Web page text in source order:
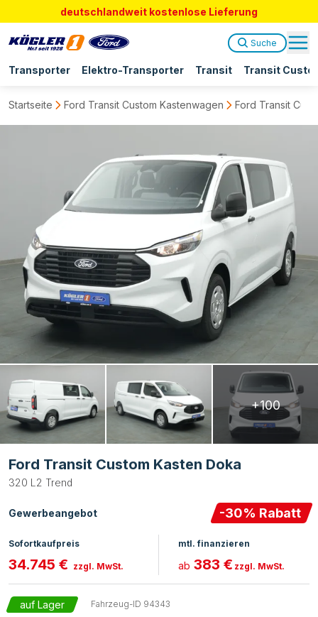
deutschlandweit kostenlose Lieferung
Transporter Elektro-Transporter Transit Transit
Suche
Startseite Ford Transit Custom Kastenwagen Ford Transit
+100
Ford Transit Custom Kasten Doka
320 L2 Trend
Gewerbeangebot -30% Rabatt
Sofortkaufpreis
34.745 € zzgl. MwSt.
mtl. finanzieren
ab 383 € zzgl. MwSt.
auf Lager Fahrzeug-ID 94343